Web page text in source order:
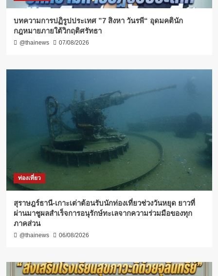
บทความการปฏิรูปประเทศ ”7 สิงหา วันรพี“ อุดมคตินัก
กฎหมายภายใต้วิกฤติศรัทธา
@thainews 07/08/2026
ท่องเที่ยว
สุราษฎร์ธานี-เกาะเต่าต้อนรับนักท่องเที่ยวช่วงวันหยุด ยาวที่
ผ่านมาชูผลสำเร็จการอนุรักษ์ทะเลจากความร่วมมือของทุก
ภาคส่วน
@thainews 06/08/2026